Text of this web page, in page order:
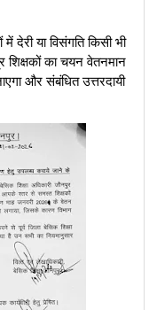
देरी या विसंगति किसी भी
शिक्षकों का चयन वेतनमान
और संबंधित उत्तरदायी